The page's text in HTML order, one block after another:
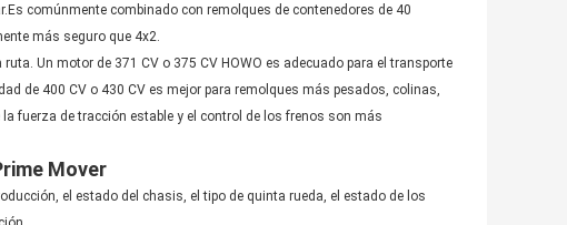
comúnmente combinado con remolques de contenedores de 40
más seguro que 4x2.
Un motor de 371 CV o 375 CV HOWO es adecuado para el transporte
de 400 CV o 430 CV es mejor para remolques más pesados, colinas,
fuerza de tracción estable y el control de los frenos son más
Mover
el estado del chasis, el tipo de quinta rueda, el estado de los